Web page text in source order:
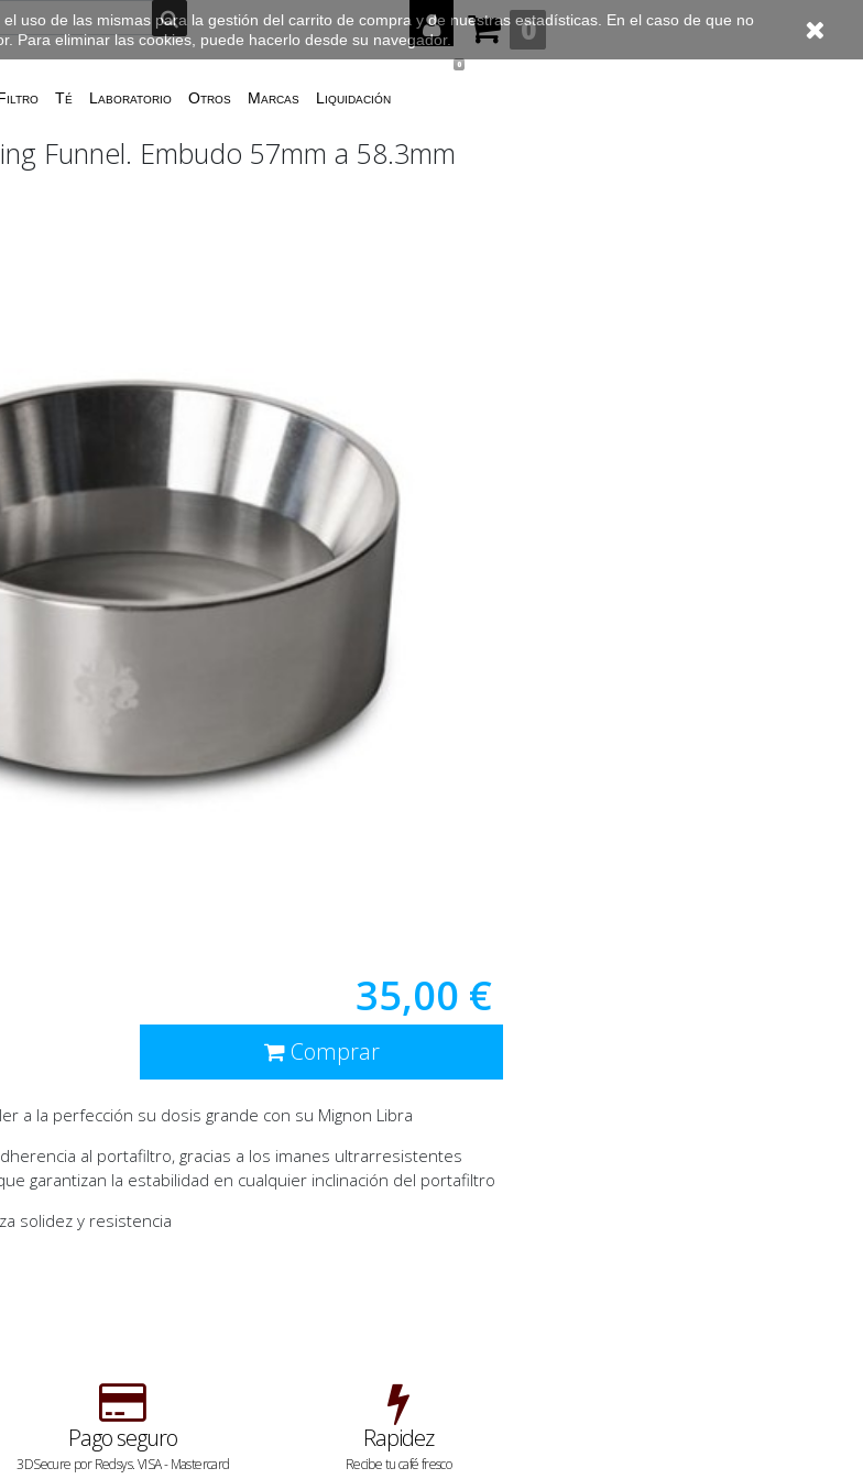
0
0
Té Laboratorio Otros Marcas Liquidación
Funnel. Embudo 57mm a 58.3mm
35,00 €
Comprar
a la perfección su dosis grande con su Mignon Libra
al portafiltro, gracias a los imanes ultrarresistentes
garantizan la estabilidad en cualquier inclinación del portafiltro
solidez y resistencia
Pago seguro
3DSecure por Redsys. VISA - Mastercard
Rapidez
Recibe tu café fresco
uso de las mismas para la gestión del carrito de compra y de nuestras estadísticas. En el caso de que no
Para eliminar las cookies, puede hacerlo desde su navegador.